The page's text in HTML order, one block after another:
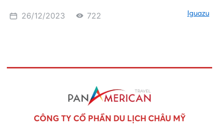
26/12/2023 722 Iguazu
CÔNG TY CỔ PHẦN DU LỊCH CHÂU MỸ